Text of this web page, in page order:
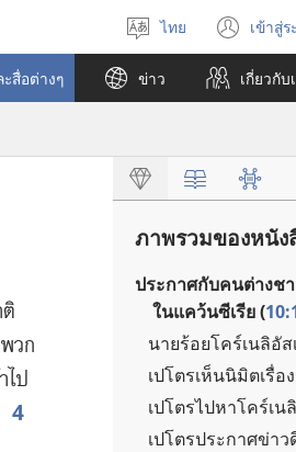
เลือก
ภาษา
ไทย เข้าสู่ร
(เปิด
หน้
ให
สื่อต่างๆ ข่าว เกี่ยว​กับ​
วก​
ไป​
4
ภาพรวมของหนัง
ประกาศ​กับ​คน​ต่าง​ช
ใน​แคว้น​ซีเรีย (
นาย​ร้อย​โคร์เนลิอั
เปโตร​เห็น​นิมิต​เรื่
เปโตร​ไป​หา​โคร์เน
เปโตร​ประกาศ​ข่าว​